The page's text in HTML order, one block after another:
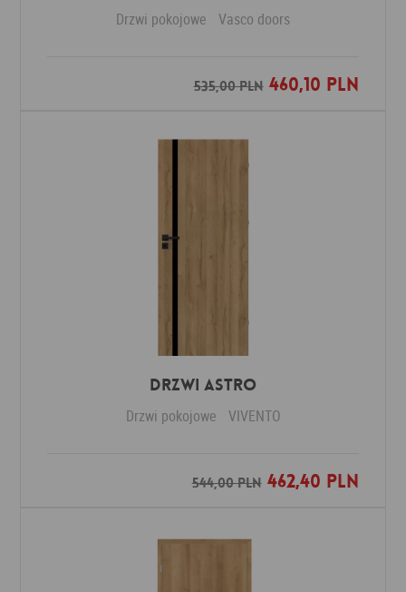
Drzwi pokojowe Vasco doors
535,00 PLN460,10 PLN
Dodaj do ulubionych
Drzwi ASTRO
Drzwi pokojowe VIVENTO
544,00 PLN462,40 PLN
Dodaj do ulubionych